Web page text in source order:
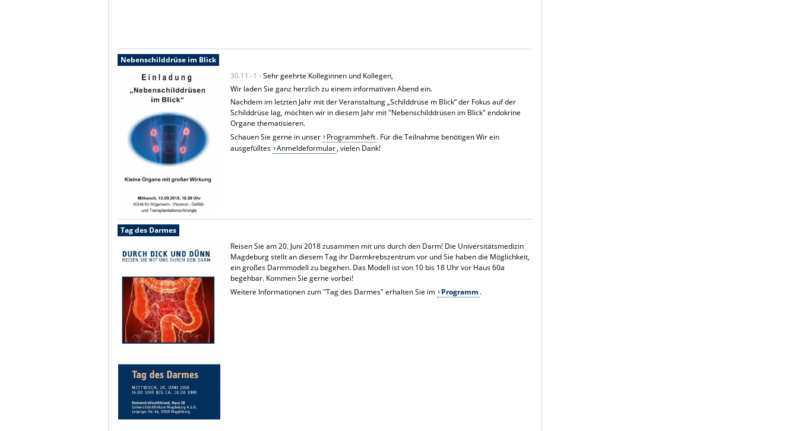
Nebenschilddrüse im Blick
30.11.-1 -Sehr geehrte Kolleginnen und Kollegen,
Wir laden Sie ganz herzlich zu einem informativen Abend ein.
Nachdem im letzten Jahr mit der Veranstaltung „Schilddrüse m Blick“ der Fokus auf der
Schilddrüse lag, möchten wir in diesem Jahr mit "Nebenschilddrüsen im Blick" endokrine
Organe thematisieren.
Schauen Sie gerne in unser
Programmheft. Für die Teilnahme benötigen Wir ein
ausgefülltes Anmeldeformular, vielen Dank!
Tag des Darmes
Reisen Sie am 20. Juni 2018 zusammen mit uns durch den Darm! Die Universitätsmedizin
Magdeburg stellt an diesem Tag ihr Darmkrebszentrum vor und Sie haben die Möglichkeit,
ein großes Darmmodell zu begehen. Das Modell ist von 10 bis 18 Uhr vor Haus 60a
begehbar. Kommen Sie gerne vorbei!
Weitere Informationen zum "Tag des Darmes" erhalten Sie im
Programm .